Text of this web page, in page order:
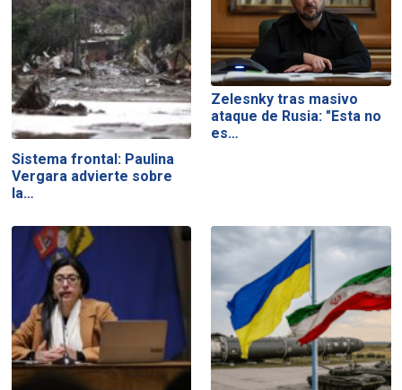
Sistema frontal: Paulina
Vergara advierte sobre
la…
Zelesnky tras masivo
ataque de Rusia: "Esta no
es…